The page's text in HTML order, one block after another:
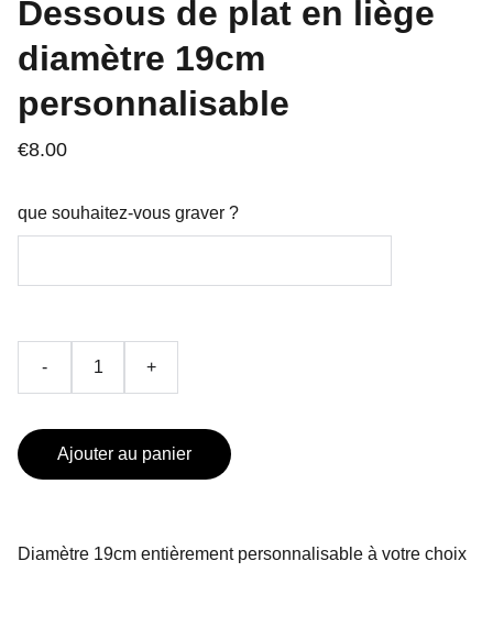
Dessous de plat en liège
diamètre 19cm
personnalisable
€8.00
que souhaitez-vous graver ?
- +
Ajouter au panier
Diamètre 19cm entièrement personnalisable à votre choix